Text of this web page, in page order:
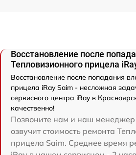
Восстановление после
Тепловизионного прицела
Восстановление после попадания
прицела iRay Saim - несложная
сервисного центра iRay в
качественно!
Позвоните нам и наш менеджер
озвучит стоимость ремонта
прицела Saim. Среднее время